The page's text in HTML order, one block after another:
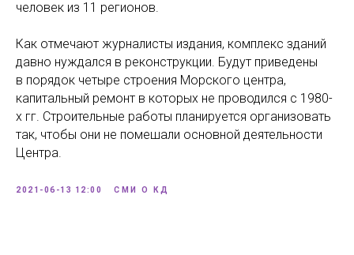
человек из 11 регионов.
Как отмечают журналисты издания, комплекс зданий
давно нуждался в реконструкции. Будут приведены
в порядок четыре строения Морского центра,
капитальный ремонт в которых не проводился с 1980-
х гг. Строительные работы планируется организовать
так, чтобы они не помешали основной деятельности
Центра.
2021-06-13 12:00 СМИ О КД